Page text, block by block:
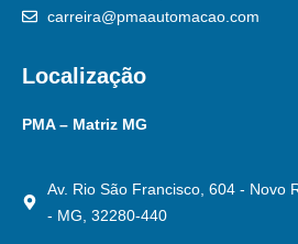
carreira@pmaautomacao.com
Localização
PMA – Matriz MG
Av. Rio São Francisco, 604 - Novo
- MG, 32280-440